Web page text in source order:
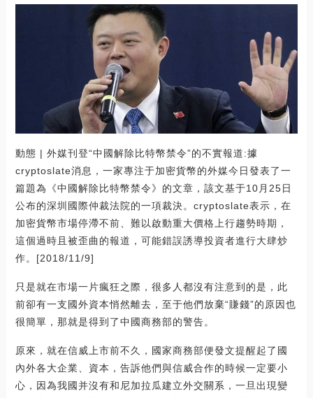
動態 | 外媒刊登“中國解除比特幣禁令”的不實報道:據
cryptoslate消息，一家專注于加密貨幣的外媒今日發表了一
篇題為《中國解除比特幣禁令》的文章，該文基于10月25日
公布的深圳國際仲裁法院的一項裁決。cryptoslate表示，在
加密貨幣市場停滯不前、難以啟動重大價格上行趨勢時期，
這個過時且被歪曲的報道，可能錯誤誘導投資者進行大肆炒
作。[2018/11/9]
只是就在市場一片瘋狂之際，很多人都沒有注意到的是，此
前卻有一支國外資本悄然離去，至于他們放棄“賺錢”的原因也
很簡單，那就是得到了中國商務部的警告。
原來，就在信威上市前不久，國家商務部便發文提醒起了國
內外各大企業、資本，告訴他們與信威合作的時候一定要小
心，因為我國并沒有和尼加拉瓜建立外交關系，一旦出現變